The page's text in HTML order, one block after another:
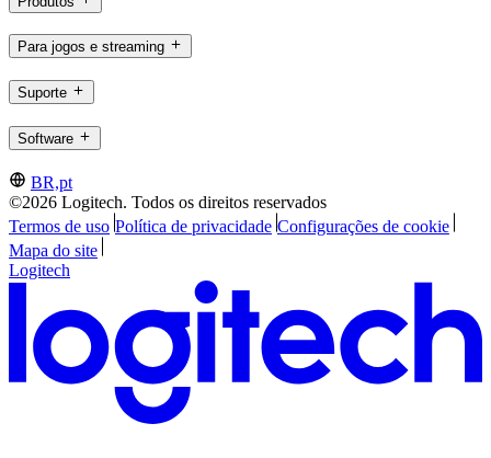
Para jogos e streaming
Suporte
Software
BR,pt
©2026 Logitech. Todos os direitos reservados
Termos de uso Política de privacidade Configurações de cookie
Mapa do site
Logitech